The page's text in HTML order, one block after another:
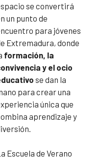
se convertirá
un punto de
para jóvenes
Extremadura, donde
formación, la
y el ocio
se dan la
para crear una
única que
aprendizaje y
Escuela de Verano